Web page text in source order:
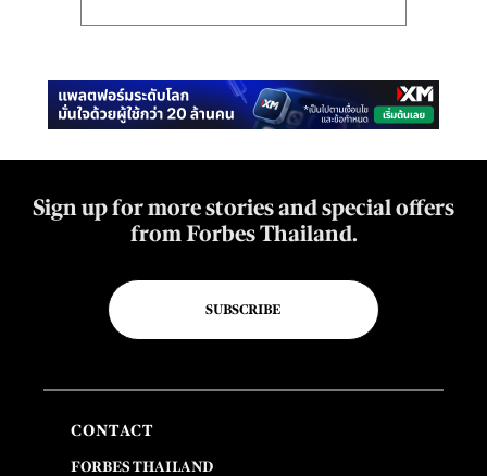
Sign up for more stories and special offers
from Forbes Thailand.
SUBSCRIBE
CONTACT
FORBES THAILAND